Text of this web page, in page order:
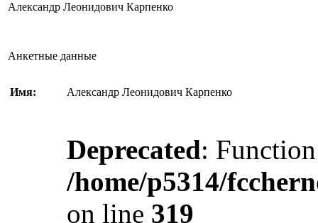
Александр Леонидович Карпенко
Анкетные данные
Имя: Александр Леонидович Карпенко
Deprecated:
/home/p5314/
on line 319